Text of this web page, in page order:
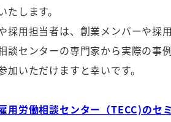
します。
採用担当者は、創業メンバーや
談センターの専門家から実際の事
加いただけますと幸いです。
用労働相談センター（TECC)のセ